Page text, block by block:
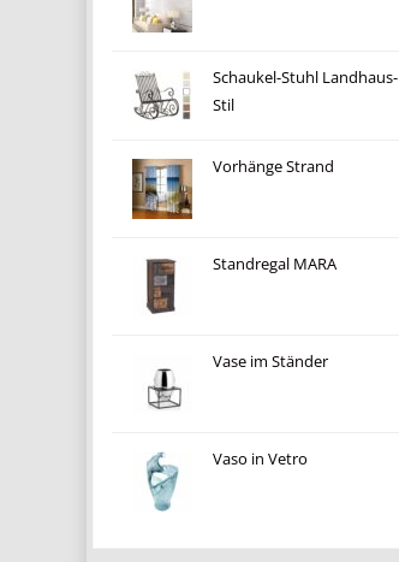
Schaukel-Stuhl Landhaus-
Stil
Vorhänge Strand
Standregal MARA
Vase im Ständer
Vaso in Vetro